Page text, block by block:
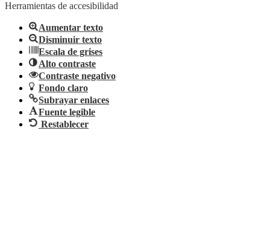
Herramientas de accesibilidad
Aumentar texto
Disminuir texto
Escala de grises
Alto contraste
Contraste negativo
Fondo claro
Subrayar enlaces
Fuente legible
Restablecer